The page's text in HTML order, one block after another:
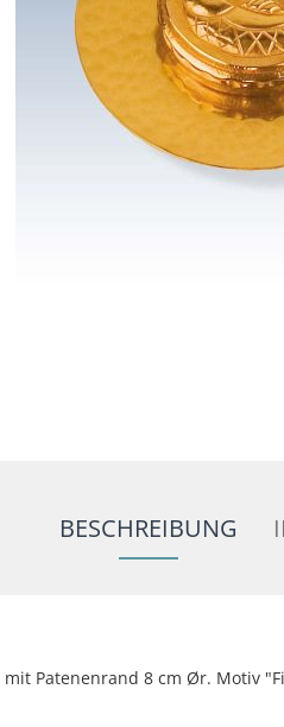
BESCHREIBUNG
Patenenrand 8 cm Ør. Motiv